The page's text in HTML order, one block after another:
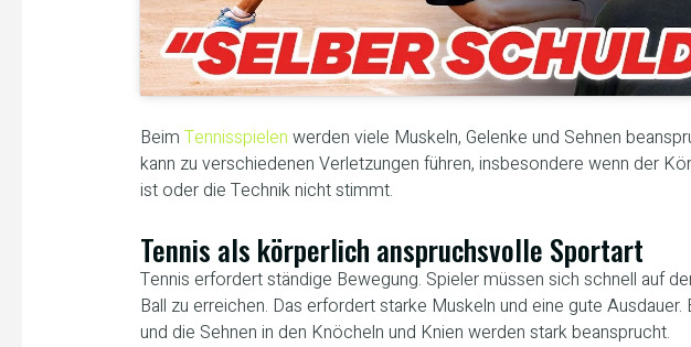
Beim Tennisspielen werden viele Muskeln, Gelenke und Sehnen
kann zu verschiedenen Verletzungen führen, insbesondere wenn der
ist oder die Technik nicht stimmt.
Tennis als körperlich anspruchsvolle Sportart
Tennis erfordert ständige Bewegung. Spieler müssen sich schnell auf
Ball zu erreichen. Das erfordert starke Muskeln und eine gute
und die Sehnen in den Knöcheln und Knien werden stark beansprucht.